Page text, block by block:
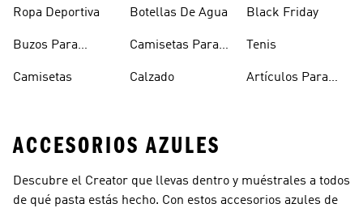
Ropa Deportiva
Buzos Para
Camisetas
Botellas De Agua
Camisetas Para
Calzado
Black Friday
Tenis
Artículos Para
ACCESORIOS AZULES
Descubre el Creator que llevas dentro y muéstrales a todos
de qué pasta estás hecho. Con estos accesorios azules de